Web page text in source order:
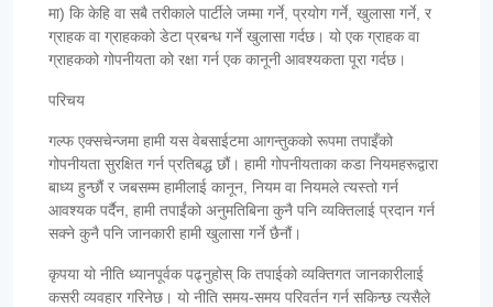
मा) कि केहि वा सबै तरीकाले पार्टीले जम्मा गर्ने, प्रयोग गर्ने, खुलासा गर्ने, र
ग्राहक वा ग्राहकको डेटा प्रबन्ध गर्ने खुलासा गर्दछ। यो एक ग्राहक वा
ग्राहकको गोपनीयता को रक्षा गर्न एक कानूनी आवश्यकता पूरा गर्दछ।
परिचय
गल्फ एक्सचेन्जमा हामी यस वेबसाईटमा आगन्तुकको रूपमा तपाइँको
गोपनीयता सुरक्षित गर्न प्रतिबद्ध छौं। हामी गोपनीयताका कडा नियमहरूद्वारा
बाध्य हुन्छौं र जबसम्म हामीलाई कानून, नियम वा नियमले त्यस्तो गर्न
आवश्यक पर्दैन, हामी तपाईंको अनुमतिबिना कुनै पनि व्यक्तिलाई प्रदान गर्न
सक्ने कुनै पनि जानकारी हामी खुलासा गर्ने छैनौं।
कृपया यो नीति ध्यानपूर्वक पढ्नुहोस् कि तपाईको व्यक्तिगत जानकारीलाई
कसरी व्यवहार गरिनेछ। यो नीति समय-समय परिवर्तन गर्न सकिन्छ त्यसैले